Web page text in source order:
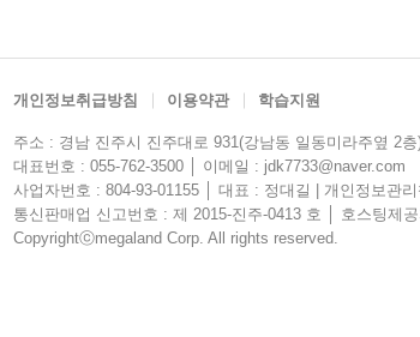
개인정보취급방침 이용약관 학습지원
주소 : 경남 진주시 진주대로 931(강남동 일동미라주옆 2층
대표번호 : 055-762-3500 │ 이메일 : jdk7733@naver.com
사업자번호 : 804-93-01155 │ 대표 : 정대길 | 개인정보관
통신판매업 신고번호 : 제 2015-진주-0413 호 │ 호스팅제
Copyrightⓒmegaland Corp. All rights reserved.